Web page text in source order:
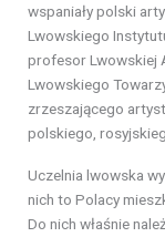
wspaniały polski
Lwowskiego
profesor Lwowskiej
Lwowskiego
zrzeszającego
polskiego,
Uczelnia lwowska
nich to Polacy
Do nich właśnie